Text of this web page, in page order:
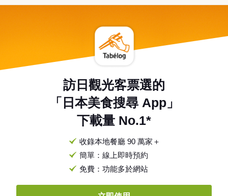
訪日觀光客票選的
「日本美食搜尋 App」
下載量 No.1*
收錄本地餐廳 90 萬家＋
簡單：線上即時預約
免費：功能多於網站